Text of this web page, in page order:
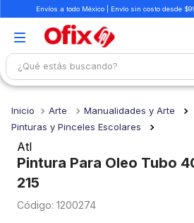
Envíos a todo México | Envío sin costo desde
¿Qué estás buscando?
Arte
Manualidades y Arte
Pinturas y Pinceles Escolares
Atl
Pintura Para Oleo Tubo
215
: 1200274
1.
mochilas
2 .
3.
cuaderno
4
colores